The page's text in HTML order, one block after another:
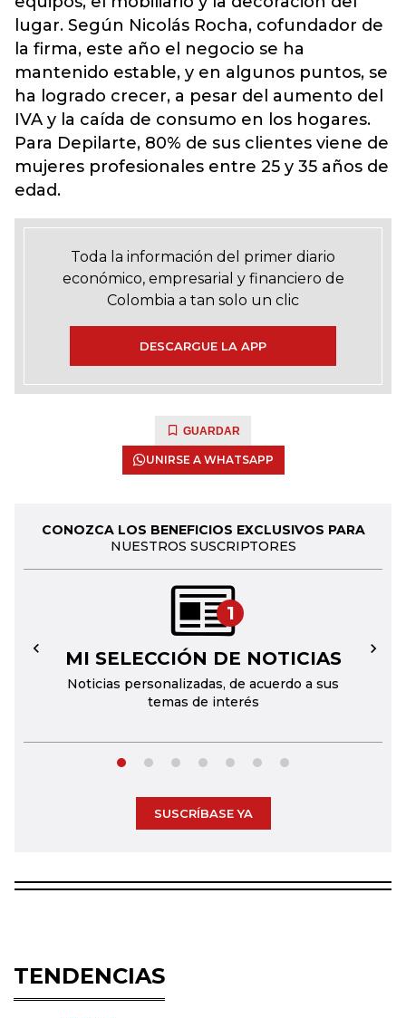
lugar. Según Nicolás Rocha, cofundador de
la firma, este año el negocio se ha
mantenido estable, y en algunos puntos, se
ha logrado crecer, a pesar del aumento del
IVA y la caída de consumo en los hogares.
Para Depilarte, 80% de sus clientes viene de
mujeres profesionales entre 25 y 35 años de
edad.
Toda la información del primer diario
económico, empresarial y financiero de
Colombia a tan solo un clic
DESCARGUE LA APP
GUARDAR
UNIRSE A WHATSAPP
CONOZCA LOS BENEFICIOS EXCLUSIVOS PARA
NUESTROS SUSCRIPTORES
1
MI SELECCIÓN DE NOTICIAS
Noticias personalizadas, de acuerdo a sus
temas de interés
← →
SUSCRÍBASE YA
TENDENCIAS